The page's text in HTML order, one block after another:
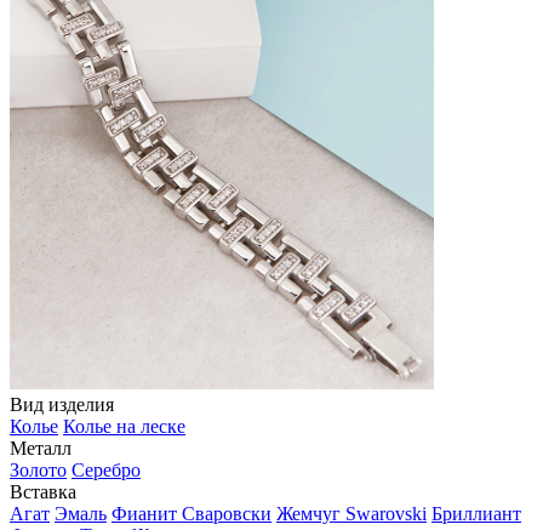
Вид изделия
Колье Колье на леске
Металл
Золото Серебро
Вставка
Агат Эмаль Фианит Сваровски Жемчуг Swarovski Бриллиант